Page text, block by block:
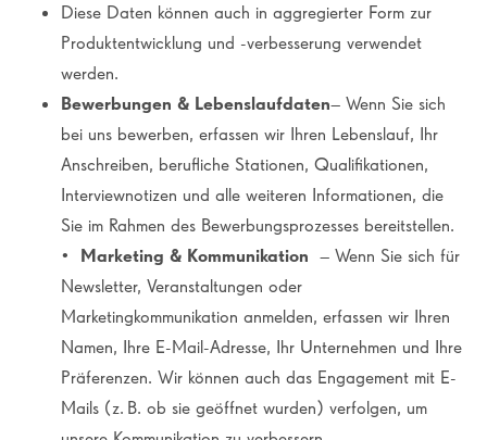
Diese Daten können auch in aggregierter Form zur
Produktentwicklung und -verbesserung verwendet
werden.
Bewerbungen & Lebenslaufdaten– Wenn Sie sich
bei uns bewerben, erfassen wir Ihren Lebenslauf, Ihr
Anschreiben, berufliche Stationen, Qualifikationen,
Interviewnotizen und alle weiteren Informationen, die
Sie im Rahmen des Bewerbungsprozesses bereitstellen.
• Marketing & Kommunikation – Wenn Sie sich für
Newsletter, Veranstaltungen oder
Marketingkommunikation anmelden, erfassen wir Ihren
Namen, Ihre E-Mail-Adresse, Ihr Unternehmen und Ihre
Präferenzen. Wir können auch das Engagement mit E-
Mails (z. B. ob sie geöffnet wurden) verfolgen, um